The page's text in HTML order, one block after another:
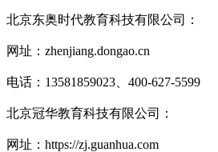
北京东奥时代教育科技有限公司：
网址：zhenjiang.dongao.cn
电话：13581859023、400-627-5599
北京冠华教育科技有限公司：
网址：https://zj.guanhua.com